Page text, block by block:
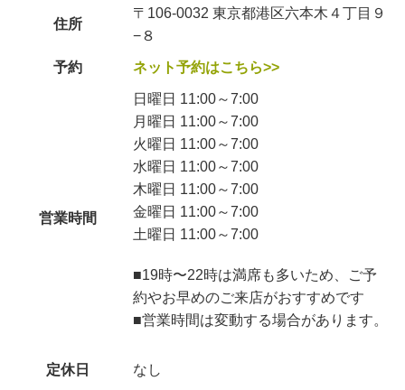
住所
〒106-0032 東京都港区六本木４丁目９
−８
予約 ネット予約はこちら>>
営業時間
日曜日 11:00～7:00
月曜日 11:00～7:00
火曜日 11:00～7:00
水曜日 11:00～7:00
木曜日 11:00～7:00
金曜日 11:00～7:00
土曜日 11:00～7:00
■19時〜22時は満席も多いため、ご予
約やお早めのご来店がおすすめです
■営業時間は変動する場合があります。
定休日 なし